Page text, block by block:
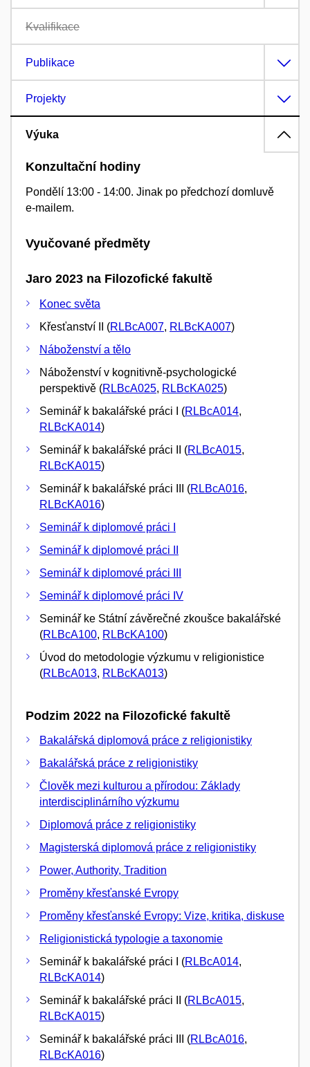
Kvalifikace
Publikace
Projekty
Výuka
Konzultační hodiny
Pondělí 13:00 - 14:00. Jinak po předchozí domluvě
e-mailem.
Vyučované předměty
Jaro 2023 na Filozofické fakultě
Konec světa
Křesťanství II (RLBcA007, RLBcKA007)
Náboženství a tělo
Náboženství v kognitivně-psychologické
perspektivě (RLBcA025, RLBcKA025)
Seminář k bakalářské práci I (RLBcA014,
RLBcKA014)
Seminář k bakalářské práci II (RLBcA015,
RLBcKA015)
Seminář k bakalářské práci III (RLBcA016,
RLBcKA016)
Seminář k diplomové práci I
Seminář k diplomové práci II
Seminář k diplomové práci III
Seminář k diplomové práci IV
Seminář ke Státní závěrečné zkoušce bakalářské
(RLBcA100, RLBcKA100)
Úvod do metodologie výzkumu v religionistice
(RLBcA013, RLBcKA013)
Podzim 2022 na Filozofické fakultě
Bakalářská diplomová práce z religionistiky
Bakalářská práce z religionistiky
Člověk mezi kulturou a přírodou: Základy
interdisciplinárního výzkumu
Diplomová práce z religionistiky
Magisterská diplomová práce z religionistiky
Power, Authority, Tradition
Proměny křesťanské Evropy
Proměny křesťanské Evropy: Vize, kritika, diskuse
Religionistická typologie a taxonomie
Seminář k bakalářské práci I (RLBcA014,
RLBcKA014)
Seminář k bakalářské práci II (RLBcA015,
RLBcKA015)
Seminář k bakalářské práci III (RLBcA016,
RLBcKA016)